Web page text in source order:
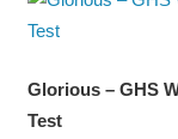
Glorious – GHS
Test